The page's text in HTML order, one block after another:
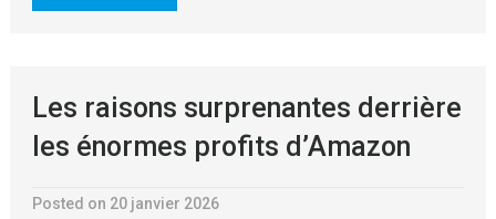
Les raisons surprenantes derrière
les énormes profits d’Amazon
Posted on 20 janvier 2026